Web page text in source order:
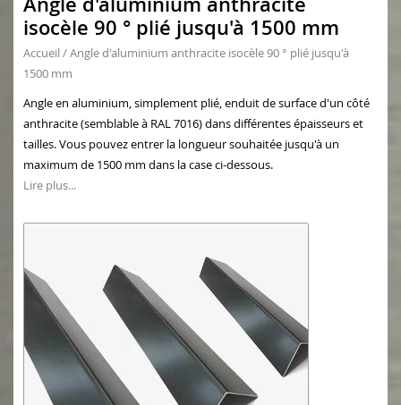
isocèle 90 ° plié jusqu'à 1500 mm
Accueil /Angle d'aluminium anthracite isocèle 90 ° plié jusqu'à
1500 mm
Angle en aluminium, simplement plié, enduit de surface d'un côté
anthracite (semblable à RAL 7016) dans différentes épaisseurs et
tailles. Vous pouvez entrer la longueur souhaitée jusqu'à un
maximum de 1500 mm dans la case ci-dessous.
Lire plus...